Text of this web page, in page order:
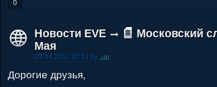
0
Новости EVE
Московский
Мая
22.04.2011 10:13 by .up
Дорогие друзья,